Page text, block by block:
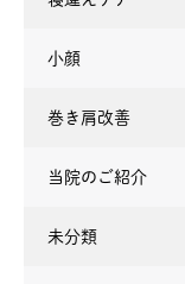
小顔
巻き肩改善
当院のご紹介
未分類